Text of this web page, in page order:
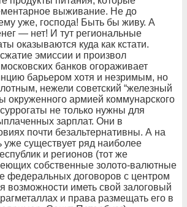
выживание. Не до
уже, господа! Быть бы живу. А
— нет! И тут региональные
оказываются куда как кстати.
эмиссии и произвол
банков огораживает
барьером хотя и незримым, но
нежели советский “железный
окруженного армией коммунарского
не только нужны для
зарплат. Они в
почти безальтернативны. А на
уже существует ряд наиболее
и регионов (тот же
собственные золото-валютные
федеральных договоров с центром
возможности иметь свой залоговый
и права размещать его в